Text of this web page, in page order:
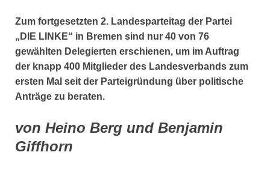
Zum fortgesetzten 2. Landesparteitag der Partei
„DIE LINKE“ in Bremen sind nur 40 von 76
gewählten Delegierten erschienen, um im Auftrag
der knapp 400 Mitglieder des Landesverbands zum
ersten Mal seit der Parteigründung über politische
Anträge zu beraten.
von Heino Berg und Benjamin
Giffhorn